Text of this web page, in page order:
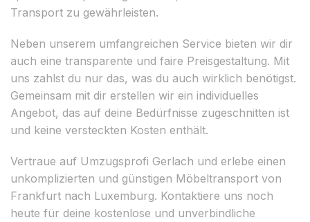
Transport zu gewährleisten.
Neben unserem umfangreichen Service bieten wir dir
auch eine transparente und faire Preisgestaltung. Mit
uns zahlst du nur das, was du auch wirklich benötigst.
Gemeinsam mit dir erstellen wir ein individuelles
Angebot, das auf deine Bedürfnisse zugeschnitten ist
und keine versteckten Kosten enthält.
Vertraue auf Umzugsprofi Gerlach und erlebe einen
unkomplizierten und günstigen Möbeltransport von
Frankfurt nach Luxemburg. Kontaktiere uns noch
heute für deine kostenlose und unverbindliche